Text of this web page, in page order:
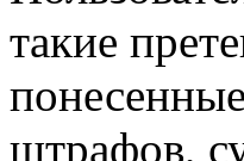
такие
штрафов,